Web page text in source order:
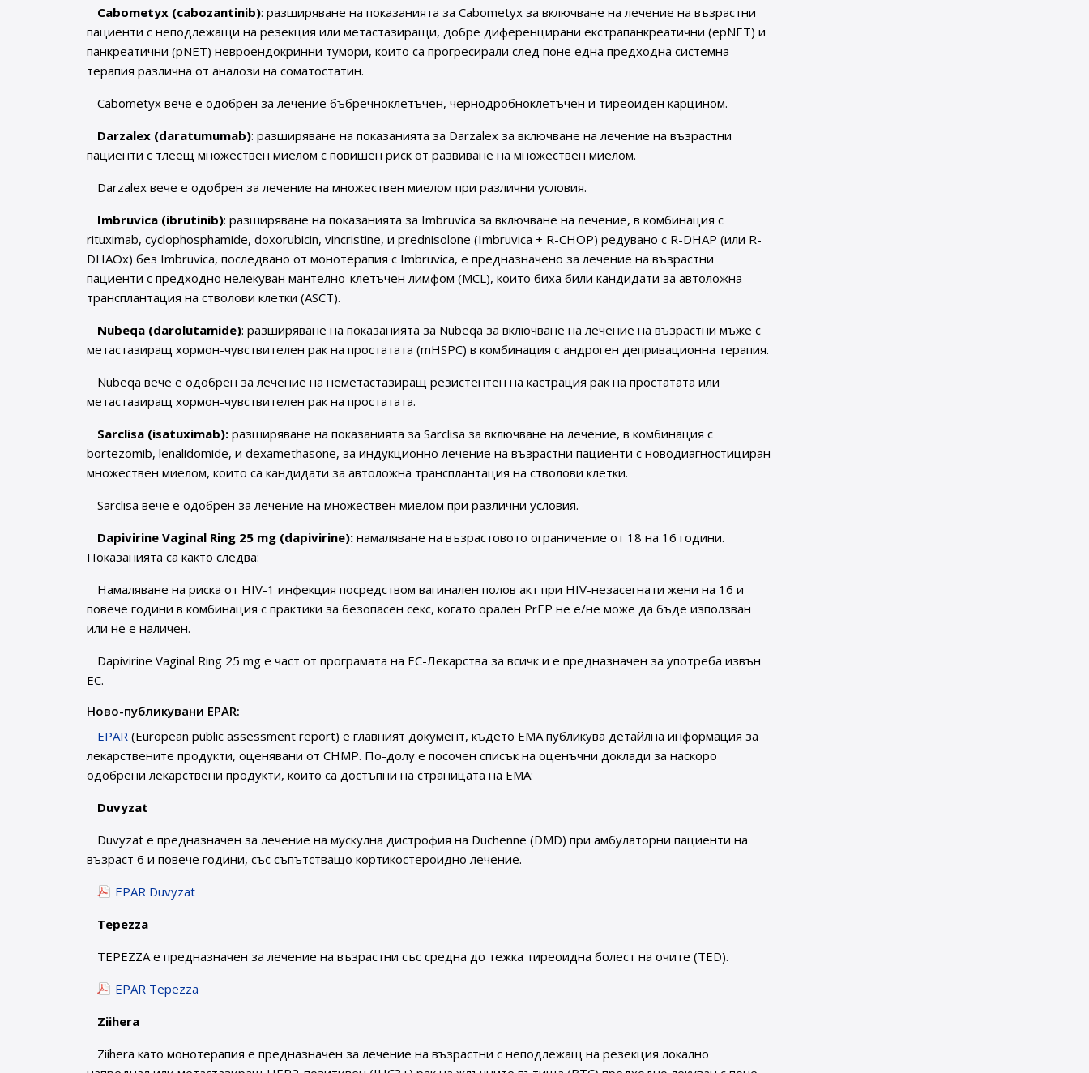
Cabometyx (cabozantinib): разширяване на показанията за Cabometyx за включване на лечение на възрастни
пациенти с неподлежащи на резекция или метастазиращи, добре диференцирани екстрапанкреатични (epNET) и
панкреатични (pNET) невроендокринни тумори, които са прогресирали след поне една предходна системна
терапия различна от аналози на соматостатин.
Cabometyx вече е одобрен за лечение бъбречноклетъчен, чернодробноклетъчен и тиреоиден карцином.
Darzalex (daratumumab): разширяване на показанията за Darzalex за включване на лечение на възрастни
пациенти с тлеещ множествен миелом с повишен риск от развиване на множествен миелом.
Darzalex вече е одобрен за лечение на множествен миелом при различни условия.
Imbruvica (ibrutinib): разширяване на показанията за Imbruvica за включване на лечение, в комбинация с
rituximab, cyclophosphamide, doxorubicin, vincristine, и prednisolone (Imbruvica + R-CHOP) редувано с R-DHAP (или R-
DHAOx) без Imbruvica, последвано от монотерапия с Imbruvica, е предназначено за лечение на възрастни
пациенти с предходно нелекуван мантелно-клетъчен лимфом (MCL), които биха били кандидати за автоложна
трансплантация на стволови клетки (ASCT).
Nubeqa (darolutamide): разширяване на показанията за Nubeqa за включване на лечение на възрастни мъже с
метастазиращ хормон-чувствителен рак на простатата (mHSPC) в комбинация с андроген депривационна терапия.
Nubeqa вече е одобрен за лечение на неметастазиращ резистентен на кастрация рак на простатата или
метастазиращ хормон-чувствителен рак на простатата.
Sarclisa (isatuximab): разширяване на показанията за Sarclisa за включване на лечение, в комбинация с
bortezomib, lenalidomide, и dexamethasone, за индукционно лечение на възрастни пациенти с новодиагностициран
множествен миелом, които са кандидати за автоложна трансплантация на стволови клетки.
Sarclisa вече е одобрен за лечение на множествен миелом при различни условия.
Dapivirine Vaginal Ring 25 mg (dapivirine):намаляване на възрастовото ограничение от 18 на 16 години.
Показанията са както следва:
Намаляване на риска от HIV-1 инфекция посредством вагинален полов акт при HIV-незасегнати жени на 16 и
повече години в комбинация с практики за безопасен секс, когато орален PrEP не е/не може да бъде използван
или не е наличен.
Dapivirine Vaginal Ring 25 mg е част от програмата на ЕС-Лекарства за всичк и е предназначен за употреба извън
ЕС.
Ново-публикувани EPAR:
EPAR (European public assessment report) е главният документ, където EMA публикува детайлна информация за
лекарствените продукти, оценявани от CHMP. По-долу е посочен списък на оценъчни доклади за наскоро
одобрени лекарствени продукти, които са достъпни на страницата на EMA:
Duvyzat
Duvyzat е предназначен за лечение на мускулна дистрофия на Duchenne (DMD) при амбулаторни пациенти на
възраст 6 и повече години, със съпътстващо кортикостероидно лечение.
EPAR Duvyzat
Tepezza
TEPEZZA е предназначен за лечение на възрастни със средна до тежка тиреоидна болест на очите (TED).
EPAR Tepezza
Ziihera
Ziihera като монотерапия е предназначен за лечение на възрастни с неподлежащ на резекция локално